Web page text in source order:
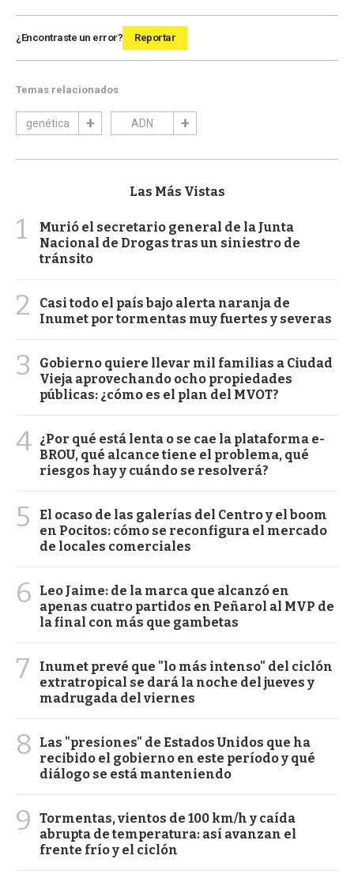
¿Encontraste un error? Reportar
Temas relacionados
genética ADN
Las Más Vistas
1
Murió el secretario general de la Junta
Nacional de Drogas tras un siniestro de
tránsito
2
Casi todo el país bajo alerta naranja de
Inumet por tormentas muy fuertes y severas
3
Gobierno quiere llevar mil familias a Ciudad
Vieja aprovechando ocho propiedades
públicas: ¿cómo es el plan del MVOT?
4 ¿Por qué está lenta o se cae la plataforma e-
BROU, qué alcance tiene el problema, qué
riesgos hay y cuándo se resolverá?
5
El ocaso de las galerías del Centro y el boom
en Pocitos: cómo se reconfigura el mercado
de locales comerciales
6
Leo Jaime: de la marca que alcanzó en
apenas cuatro partidos en Peñarol al MVP de
la final con más que gambetas
7
Inumet prevé que "lo más intenso" del ciclón
extratropical se dará la noche del jueves y
madrugada del viernes
8
Las "presiones" de Estados Unidos que ha
recibido el gobierno en este período y qué
diálogo se está manteniendo
9
Tormentas, vientos de 100 km/h y caída
abrupta de temperatura: así avanzan el
frente frío y el ciclón